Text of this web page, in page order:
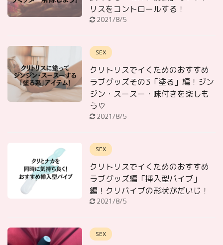
リスをコントロールする！
2021/8/5
SEX
クリトリスでイくためのおすすめ
ラブグッズその3「塗る」編！ジン
ジン・スースー・味付きを楽しも
う♡
2021/8/5
SEX
クリトリスでイくためのおすすめ
ラブグッズ編「挿入型バイブ」
編！クリバイブの形状がだいじ！
2021/8/5
SEX